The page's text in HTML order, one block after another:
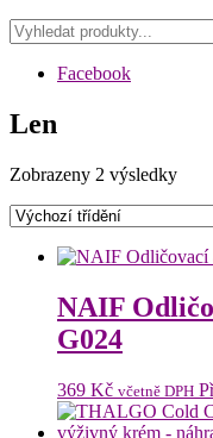
Facebook
Len
Zobrazeny 2 výsledky
NAIF
G024
369 Kč včetně DPH